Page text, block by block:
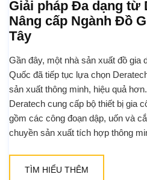
Giải pháp Đa dạng từ
Nâng cấp Ngành Đồ
Tây
Gần đây, một nhà sản xuất đồ gia
Quốc đã tiếp tục lựa chọn
sản xuất thông minh, hiệu quả
Deratech cung cấp bộ thiết bị gia
gồm các công đoạn dập, uốn và
chuyền sản xuất tích hợp thông
TÌM HIỂU THÊM